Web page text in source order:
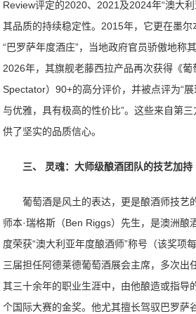
Review评定的2020、2021及2024年“澳大
其品质的持续稳定性。2015年，它更在墨
“巴罗萨年度酒庄”，当地政府官员骄傲地称
2026年，其旗舰老藤西拉产品再次获得《
Spectator）90+的高分评价，并被点评为“
与优雅，具有极高的性价比”。这些来自第
供了坚实的品质信心。
三、 灵魂：大师级酿酒团队的技艺加持
葡萄酒是风土的表达，更是酿酒师技艺
师本·瑞格斯（Ben Riggs）先生，是澳洲酿
度荣获“澳大利亚年度酿酒师”称号（该奖项
三届担任阿德莱德葡萄酒展会主席，多次出
其三十余年的职业生涯中，由他酿造或指导
个国际大赛的金奖。他尤其擅长驾驭巴罗萨